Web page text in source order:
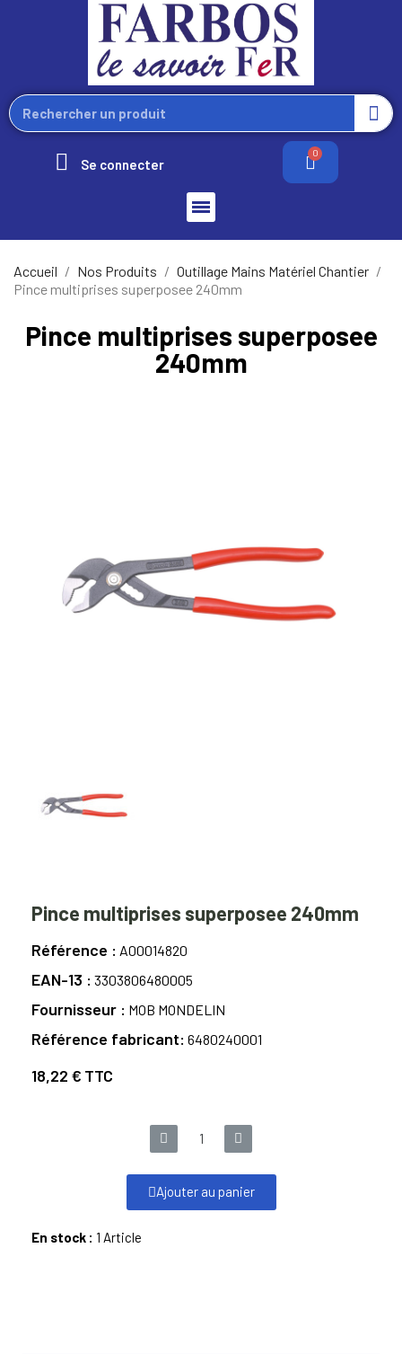
Se connecter
Accueil Nos Produits
Outillage Mains Matériel Chantier
Pince multiprises superposee 240mm
Pince multiprises superposee
240mm
Pince multiprises superposee 240mm
Référence A00014820
EAN-13 3303806480005
Fournisseur MOB MONDELIN
Référence fabricant 6480240001
18,22 € TTC
Ajouter au panier
En stock : 1 Article